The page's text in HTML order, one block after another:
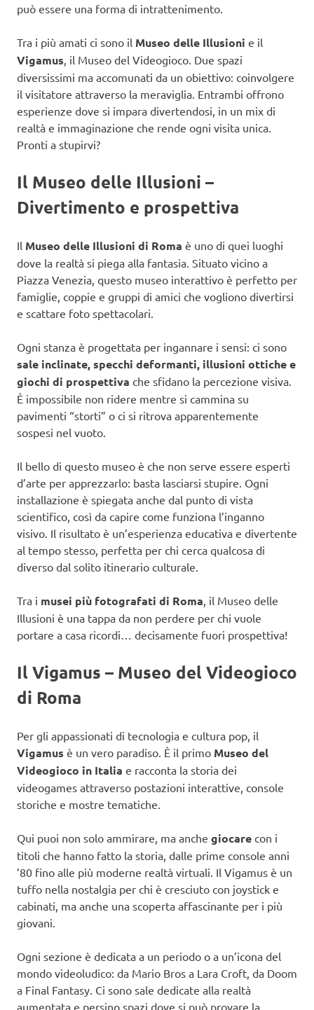
può essere una forma di intrattenimento.
Tra i più amati ci sono il Museo delle Illusioni e il
Vigamus , il Museo del Videogioco. Due spazi
diversissimi ma accomunati da un obiettivo: coinvolgere
il visitatore attraverso la meraviglia. Entrambi offrono
esperienze dove si impara divertendosi, in un mix di
realtà e immaginazione che rende ogni visita unica.
Pronti a stupirvi?
Il Museo delle Illusioni –
Divertimento e prospettiva
Il Museo delle Illusioni di Roma è uno di quei luoghi
dove la realtà si piega alla fantasia. Situato vicino a
Piazza Venezia, questo museo interattivo è perfetto per
famiglie, coppie e gruppi di amici che vogliono divertirsi
e scattare foto spettacolari.
Ogni stanza è progettata per ingannare i sensi: ci sono
sale inclinate, specchi deformanti, illusioni ottiche e
giochi di prospettiva che sfidano la percezione visiva.
È impossibile non ridere mentre si cammina su
pavimenti “storti” o ci si ritrova apparentemente
sospesi nel vuoto.
Il bello di questo museo è che non serve essere esperti
d’arte per apprezzarlo: basta lasciarsi stupire. Ogni
installazione è spiegata anche dal punto di vista
scientifico, così da capire come funziona l’inganno
visivo. Il risultato è un’esperienza educativa e divertente
al tempo stesso, perfetta per chi cerca qualcosa di
diverso dal solito itinerario culturale.
Tra i musei più fotografati di Roma , il Museo delle
Illusioni è una tappa da non perdere per chi vuole
portare a casa ricordi… decisamente fuori prospettiva!
Il Vigamus – Museo del Videogioco
di Roma
Per gli appassionati di tecnologia e cultura pop, il
Vigamus è un vero paradiso. È il primo Museo del
Videogioco in Italia e racconta la storia dei
videogames attraverso postazioni interattive, console
storiche e mostre tematiche.
Qui puoi non solo ammirare, ma anche giocare con i
titoli che hanno fatto la storia, dalle prime console anni
’80 fino alle più moderne realtà virtuali. Il Vigamus è un
tuffo nella nostalgia per chi è cresciuto con joystick e
cabinati, ma anche una scoperta affascinante per i più
giovani.
Ogni sezione è dedicata a un periodo o a un’icona del
mondo videoludico: da Mario Bros a Lara Croft, da Doom
a Final Fantasy. Ci sono sale dedicate alla realtà
aumentata e persino spazi dove si può provare la